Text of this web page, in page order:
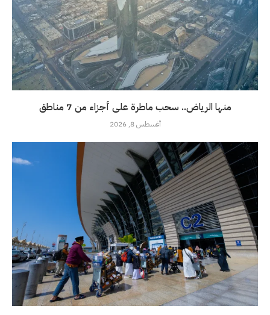
منها الرياض.. سحب ماطرة على أجزاء من 7 مناطق
أغسطس 8, 2026